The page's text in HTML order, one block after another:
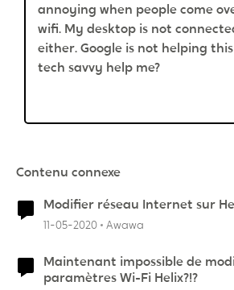
annoying when people come
wifi. My desktop is not
either. Google is not helping
tech savvy help me?
Contenu connexe
Modifier réseau Internet sur
11-05-2020 Awawa
Maintenant impossible de
paramètres Wi-Fi Helix?!?